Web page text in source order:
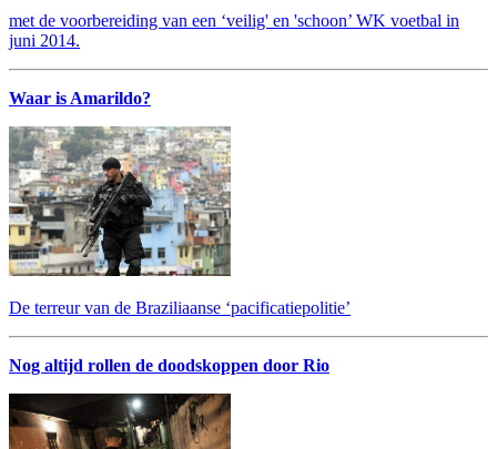
met de voorbereiding van een ‘veilig' en 'schoon’ WK voetbal in
juni 2014.
Waar is Amarildo?
De terreur van de Braziliaanse ‘pacificatiepolitie’
Nog altijd rollen de doodskoppen door Rio